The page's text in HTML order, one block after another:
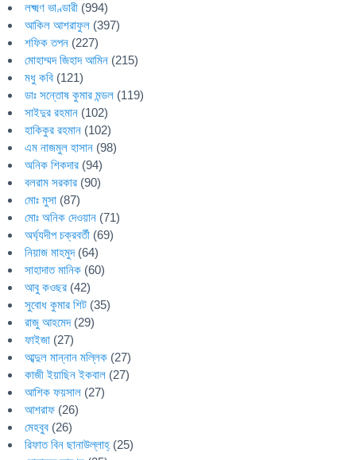
লক্ষ্মণ ভাণ্ডারী (994)
আকিল আশরাফুল (397)
শফিক তপন (227)
মোহাম্মদ জিহাদ আমিন (215)
মধু কবি (121)
ডাঃ সন্তোষ কুমার মন্ডল (119)
সাইদুর রহমান (102)
হাকিকুর রহমান (102)
এম নাজমুল হাসান (98)
অনিক শিকদার (94)
বলরাম সরকার (90)
মোঃ মুসা (87)
মোঃ অনিক দেওয়ান (71)
অর্ঘ্যদীপ চক্রবর্তী (69)
নিয়াজ মাহমুদ(64)
সাহাদাত মানিক (60)
আবু কওছর (42)
সুবোধ কুমার শিট (35)
রাজু আহমেদ(29)
ফাইজা (27)
আব্দুল মান্নান মল্লিক (27)
কাজী ইয়াছিন ইকবাল (27)
আশিক ফয়সাল (27)
আশরাফ (26)
মেহবুব (26)
রিফাত বিন ছানাউল্লাহ্ (25)